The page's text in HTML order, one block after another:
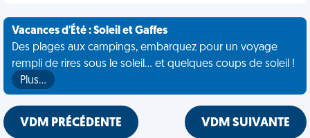
Vacances d'Été : Soleil et Gaffes
Des plages aux campings, embarquez pour un voyage
rempli de rires sous le soleil... et quelques coups de soleil !
Plus…
VDM PRÉCÉDENTE VDM SUIVANTE